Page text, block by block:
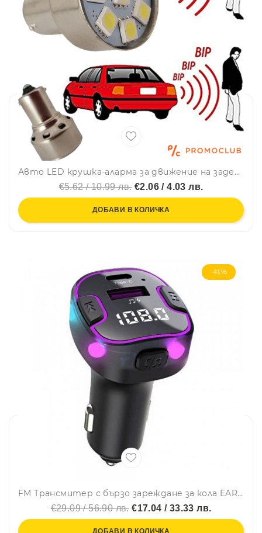
Авто LED крушка-аларма за движение на заден ход 12V 8 SMD LED
€5.62 / 10.99 лв.€2.06 / 4.03 лв.
ДОБАВИ В КОЛИЧКА
-41%
FM Трансмитер с бързо зареждане за кола EARLDOM M99 с амбиентно осветление
€29.09 / 56.90 лв.€17.04 / 33.33 лв.
ДОБАВИ В КОЛИЧКА